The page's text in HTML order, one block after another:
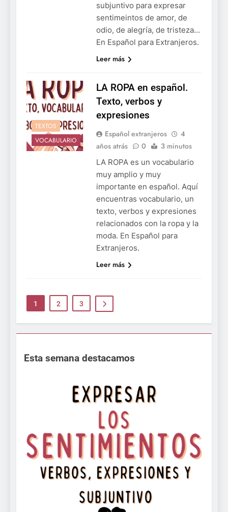
subjuntivo para expresar
sentimeintos de amor, de
odio, de alegría, de tristeza…
En Español para Extranjeros.
Leer más
TEXTOS
VOCABULARIO
LA ROPA en español.
Texto, verbos y
expresiones
Español extranjeros
4
años atrás
0 3 minutos
LA ROPA es un vocabulario
muy amplio y muy
importante en español. Aquí
encuentras vocabulario, un
texto, verbos y expresiones
relacionados con la ropa y la
moda. En Español para
Extranjeros.
Leer más
1 2 3
Esta semana destacamos